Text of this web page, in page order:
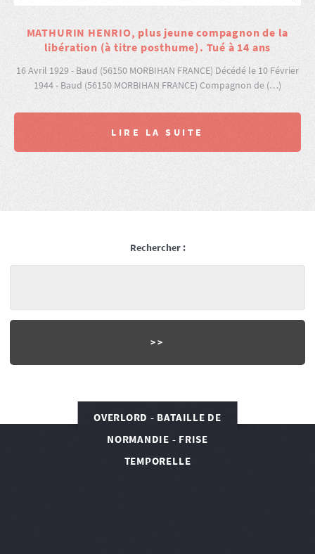
MATHURIN HENRIO, plus jeune compagnon de la
libération (à titre posthume). Tué à 14 ans
16 Avril 1929 - Baud (56150 MORBIHAN FRANCE) Décédé le 10 Février
1944 - Baud (56150 MORBIHAN FRANCE) Compagnon de (…)
LIRE LA SUITE
Rechercher :
OVERLORD - BATAILLE DE
NORMANDIE - FRISE
TEMPORELLE